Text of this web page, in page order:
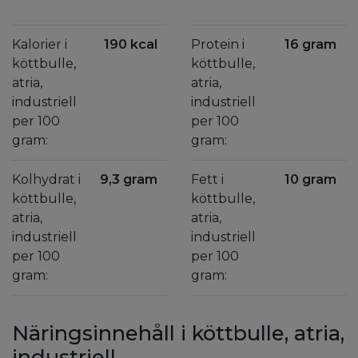
Kalorier i
köttbulle,
atria,
industriell
per 100
gram:
190 kcal
Kolhydrat i
köttbulle,
atria,
industriell
per 100
gram:
9,3 gram
Protein i
köttbulle,
atria,
industriell
per 100
gram:
16 gram
Fett i
köttbulle,
atria,
industriell
per 100
gram:
10 gram
Näringsinnehåll i köttbulle, atria,